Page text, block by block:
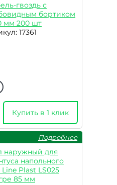
гвоздь с
бортиком
мм 200 шт
17361
Купить в 1 клик
Подробнее
наружный для
напольного
Plast LS025
85 мм